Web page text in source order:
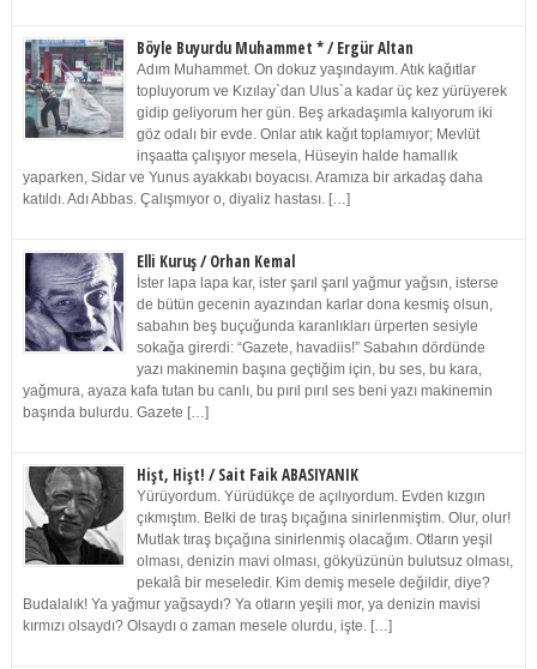
Böyle Buyurdu Muhammet * / Ergür Altan
Adım Muhammet. On dokuz yaşındayım. Atık kağıtlar
topluyorum ve Kızılay`dan Ulus`a kadar üç kez yürüyerek
gidip geliyorum her gün. Beş arkadaşımla kalıyorum iki
göz odalı bir evde. Onlar atık kağıt toplamıyor; Mevlüt
inşaatta çalışıyor mesela, Hüseyin halde hamallık
yaparken, Sidar ve Yunus ayakkabı boyacısı. Aramıza bir arkadaş daha
katıldı. Adı Abbas. Çalışmıyor o, diyaliz hastası. […]
Elli Kuruş / Orhan Kemal
İster lapa lapa kar, ister şarıl şarıl yağmur yağsın, isterse
de bütün gecenin ayazından karlar dona kesmiş olsun,
sabahın beş buçuğunda karanlıkları ürperten sesiyle
sokağa girerdi: “Gazete, havadiis!” Sabahın dördünde
yazı makinemin başına geçtiğim için, bu ses, bu kara,
yağmura, ayaza kafa tutan bu canlı, bu pırıl pırıl ses beni yazı makinemin
başında bulurdu. Gazete […]
Hişt, Hişt! / Sait Faik ABASIYANIK
Yürüyordum. Yürüdükçe de açılıyordum. Evden kızgın
çıkmıştım. Belki de tıraş bıçağına sinirlenmiştim. Olur, olur!
Mutlak tıraş bıçağına sinirlenmiş olacağım. Otların yeşil
olması, denizin mavi olması, gökyüzünün bulutsuz olması,
pekalâ bir meseledir. Kim demiş mesele değildir, diye?
Budalalık! Ya yağmur yağsaydı? Ya otların yeşili mor, ya denizin mavisi
kırmızı olsaydı? Olsaydı o zaman mesele olurdu, işte. […]